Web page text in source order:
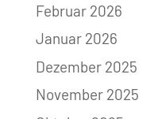
Februar 2026
Januar 2026
Dezember 2025
November 2025